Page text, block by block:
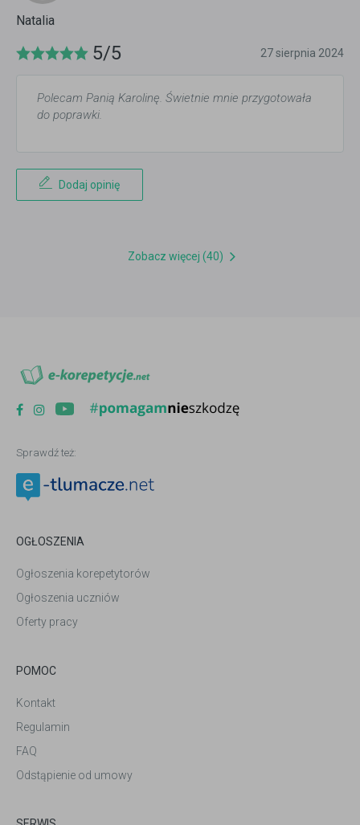
Natalia
5/5 27 sierpnia 2024
Polecam Panią Karolinę. Świetnie mnie przygotowała
do poprawki.
Dodaj opinię
Zobacz więcej (40)
Sprawdź też:
OGŁOSZENIA
Ogłoszenia korepetytorów
Ogłoszenia uczniów
Oferty pracy
POMOC
Kontakt
Regulamin
FAQ
Odstąpienie od umowy